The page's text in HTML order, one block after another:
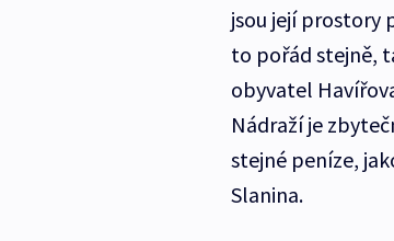
jsou její prostory
to pořád stejně,
obyvatel
Nádraží je
stejné peníze,
Slanina.